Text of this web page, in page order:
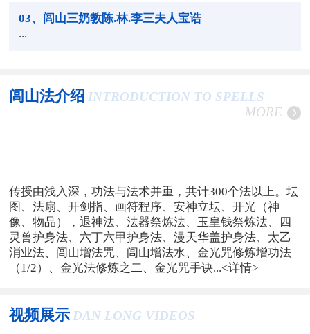
03、闾山三奶教陈.林.李三夫人宝诰
...
闾山法介绍 INTRODUCTION TO SPELLS
MORE
传授由浅入深，功法与法术并重，共计300个法以上。坛
图、法扇、开剑指、画符程序、安神立坛、开光（神
像、物品），退神法、法器祭炼法、玉皇钱祭炼法、四
灵兽护身法、六丁六甲护身法、漫天华盖护身法、太乙
消业法、闾山增法咒、闾山增法水、金光咒修炼增功法
（1/2）、金光法修炼之二、金光咒手诀...<详情>
视频展示 DAN LONG VIDEOS